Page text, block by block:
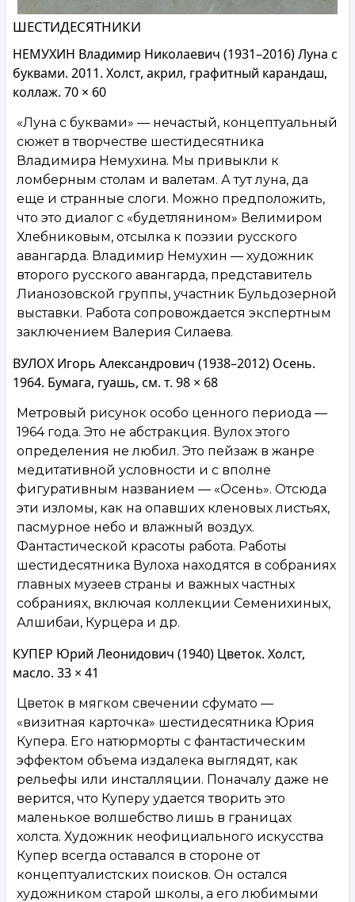
ШЕСТИДЕСЯТНИКИ
НЕМУХИН Владимир Николаевич (1931–2016) Луна с
буквами. 2011. Холст, акрил, графитный карандаш,
коллаж. 70 × 60
«Луна с буквами» — нечастый, концептуальный
сюжет в творчестве шестидесятника
Владимира Немухина. Мы привыкли к
ломберным столам и валетам. А тут луна, да
еще и странные слоги. Можно предположить,
что это диалог с «будетлянином» Велимиром
Хлебниковым, отсылка к поэзии русского
авангарда. Владимир Немухин — художник
второго русского авангарда, представитель
Лианозовской группы, участник Бульдозерной
выставки. Работа сопровождается экспертным
заключением Валерия Силаева.
ВУЛОХ Игорь Александрович (1938–2012) Осень.
1964. Бумага, гуашь, см. т. 98 × 68
Метровый рисунок особо ценного периода —
1964 года. Это не абстракция. Вулох этого
определения не любил. Это пейзаж в жанре
медитативной условности и с вполне
фигуративным названием — «Осень». Отсюда
эти изломы, как на опавших кленовых листьях,
пасмурное небо и влажный воздух.
Фантастической красоты работа. Работы
шестидесятника Вулоха находятся в собраниях
главных музеев страны и важных частных
собраниях, включая коллекции Семенихиных,
Алшибаи, Курцера и др.
КУПЕР Юрий Леонидович (1940) Цветок. Холст,
масло. 33 × 41
Цветок в мягком свечении сфумато —
«визитная карточка» шестидесятника Юрия
Купера. Его натюрморты с фантастическим
эффектом объема издалека выглядят, как
рельефы или инсталляции. Поначалу даже не
верится, что Куперу удается творить это
маленькое волшебство лишь в границах
холста. Художник неофициального искусства
Купер всегда оставался в стороне от
концептуалистских поисков. Он остался
художником старой школы, а его любимыми